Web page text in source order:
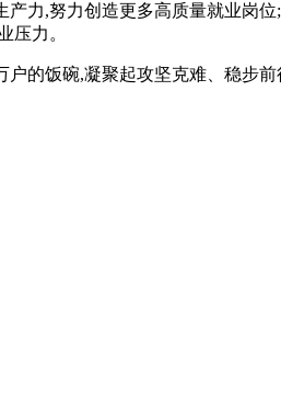
力,努力创造更多高质量就业岗
压力。
的饭碗,凝聚起攻坚克难、稳步